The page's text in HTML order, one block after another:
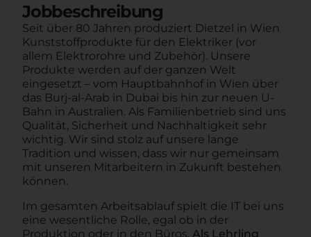
Jobbeschreibung
Seit über 80 Jahren produziert Dietzel in Wien
Kunststoffprodukte für den Elektriker (vor
allem Elektrorohre und Zubehör). Unsere
Produkte werden auf der ganzen Welt
eingesetzt – vom Hauptbahnhof in Wien über
das Burj-al-Arab in Dubai bis hin zur neuen U-
Bahn in Australien. Als Familienbetrieb sind uns
Qualität, Sicherheit und Nachhaltigkeit sehr
wichtig. Wir sind stolz auf unsere lange
Tradition und wissen, dass wir nur gemeinsam
mit unseren Mitarbeitern in Zukunft bestehen
können.
Im gesamten Arbeitsablauf spielt die IT bei uns
eine wesentliche Rolle, egal ob in der
Produktion oder in den Büros. Als Lehrling